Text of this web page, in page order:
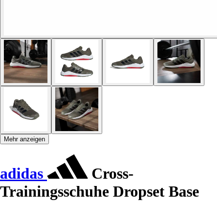
Mehr anzeigen
adidas
Cross-
Trainingsschuhe Dropset Base